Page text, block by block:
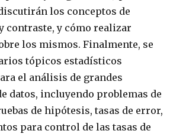
los conceptos de
contraste, y cómo realizar
los mismos. Finalmente, se
tópicos estadísticos
el análisis de grandes
datos, incluyendo problemas de
de hipótesis, tasas de error,
para control de las tasas de